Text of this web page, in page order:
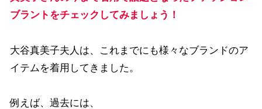
ブラントをチェックしてみましょう！
大谷真美子夫人は、これまでにも様々なブランドのア
イテムを着用してきました。
例えば、過去には、